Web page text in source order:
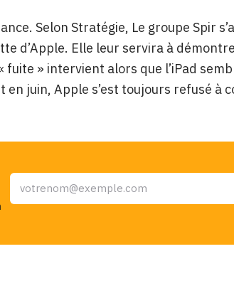
Selon Stratégie, Le groupe Spir
d’Apple. Elle leur servira à
» intervient alors que l’iPad
juin, Apple s’est toujours refusé à